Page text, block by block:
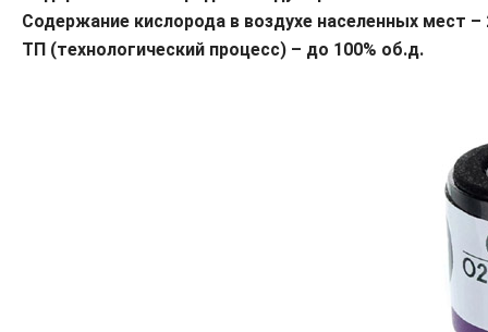
Содержание кислорода в воздухе населенных мест –
ТП (технологический процесс) – до 100% об.д.